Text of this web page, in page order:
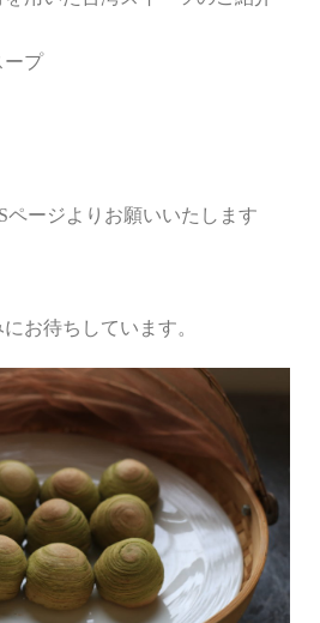
ープ
ページよりお願いいたします
お待ちしています。